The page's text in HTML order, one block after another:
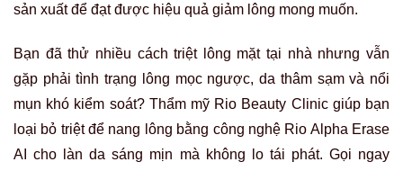
sản xuất để đạt được hiệu quả giảm lông mong muốn.
Bạn đã thử nhiều cách triệt lông mặt tại nhà nhưng vẫn
gặp phải tình trạng lông mọc ngược, da thâm sạm và nổi
mụn khó kiểm soát? Thẩm mỹ Rio Beauty Clinic giúp bạn
loại bỏ triệt để nang lông bằng công nghệ Rio Alpha Erase
AI cho làn da sáng mịn mà không lo tái phát. Gọi ngay